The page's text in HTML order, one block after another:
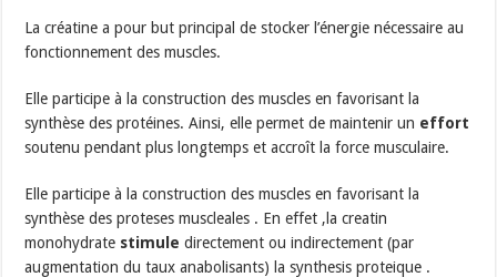
La créatine a pour but principal de stocker l’énergie nécessaire au
fonctionnement des muscles.
Elle participe à la construction des muscles en favorisant la
synthèse des protéines. Ainsi, elle permet de maintenir un effort
soutenu pendant plus longtemps et accroît la force musculaire.
Elle participe à la construction des muscles en favorisant la
synthèse des proteses muscleales . En effet ,la creatin
monohydrate stimule directement ou indirectement (par
augmentation du taux anabolisants) la synthesis proteique .